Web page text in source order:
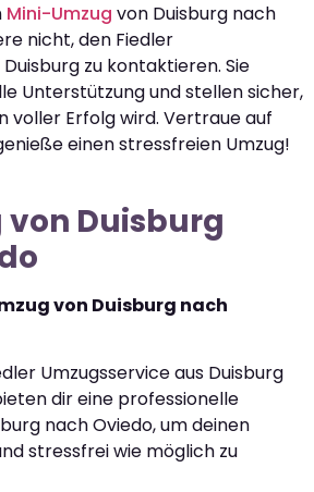
Mini-Umzug von Duisburg nach
nicht, den Fiedler
zu kontaktieren. Sie
Unterstützung und stellen sicher,
voller Erfolg wird. Vertraue auf
einen stressfreien Umzug!
Duisburg
von Duisburg nach
Umzugsservice aus Duisburg
dir eine professionelle
nach Oviedo, um deinen
stressfrei wie möglich zu